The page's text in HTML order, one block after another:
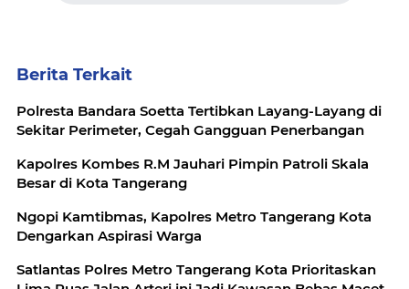
Berita Terkait
Polresta Bandara Soetta Tertibkan Layang-Layang di
Sekitar Perimeter, Cegah Gangguan Penerbangan
Kapolres Kombes R.M Jauhari Pimpin Patroli Skala
Besar di Kota Tangerang
Ngopi Kamtibmas, Kapolres Metro Tangerang Kota
Dengarkan Aspirasi Warga
Satlantas Polres Metro Tangerang Kota Prioritaskan